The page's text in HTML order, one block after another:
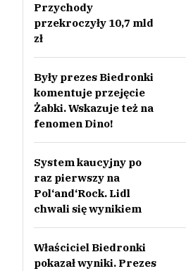
Przychody
przekroczyły 10,7 mld
zł
Były prezes Biedronki
komentuje przejęcie
Żabki. Wskazuje też na
fenomen Dino!
System kaucyjny po
raz pierwszy na
Pol‘and‘Rock. Lidl
chwali się wynikiem
Właściciel Biedronki
pokazał wyniki. Prezes